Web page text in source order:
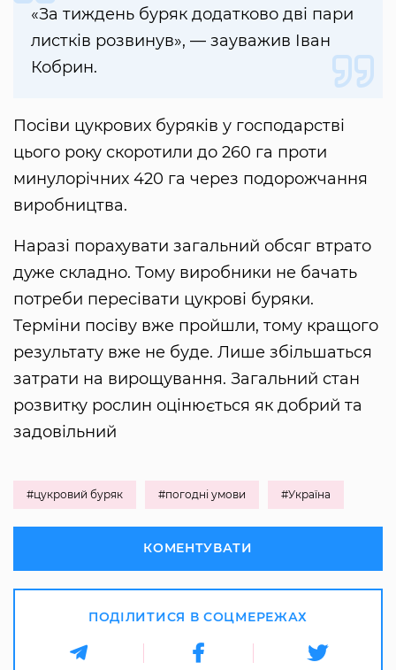
«За тиждень буряк додатково дві пари
листків розвинув», — зауважив Іван
Кобрин.
Посіви цукрових буряків у господарстві
цього року скоротили до 260 га проти
минулорічних 420 га через подорожчання
виробництва.
Наразі порахувати загальний обсяг втрато
дуже складно. Тому виробники не бачать
потреби пересівати цукрові буряки.
Терміни посіву вже пройшли, тому кращого
результату вже не буде. Лише збільшаться
затрати на вирощування. Загальний стан
розвитку рослин оцінюється як добрий та
задовільний
#цукровий буряк #погодні умови #Україна
КОМЕНТУВАТИ
ПОДІЛИТИСЯ В СОЦМЕРЕЖАХ